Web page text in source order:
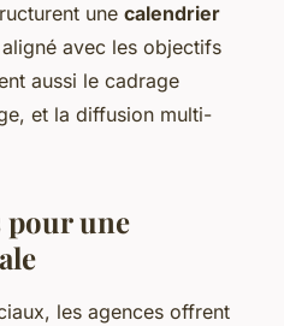
une calendrier
avec les objectifs
aussi le cadrage
et la diffusion multi-
pour une
les agences offrent